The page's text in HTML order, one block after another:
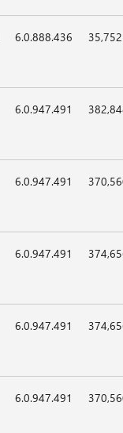
6.0.888.436 35,752
6.0.947.491
6.0.947.491
6.0.947.491
6.0.947.491
6.0.947.491